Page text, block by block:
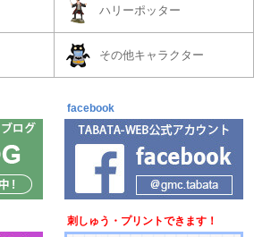
ハリーポッター
その他キャラクター
facebook
刺しゅう・プリントできます！